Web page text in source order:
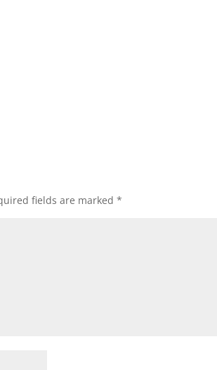
fields are marked*